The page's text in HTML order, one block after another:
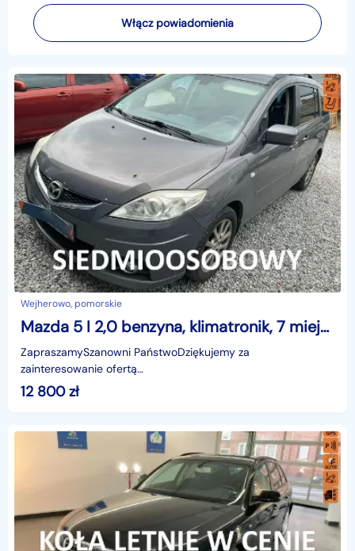
Włącz powiadomienia
Wejherowo, pomorskie
Mazda 5 I 2,0 benzyna, klimatronik, 7 miejsc ,podgrz. fotele, isofix, hak
ZapraszamySzanowni PaństwoDziękujemy za
zainteresowanie ofertą
AutazEuropejskichSalonow.pl.czynne:pn-pt 9-18.sob 10-15.
Parkuje w Wejherowo,ul. Orzeszkowej 10,
12 800zł